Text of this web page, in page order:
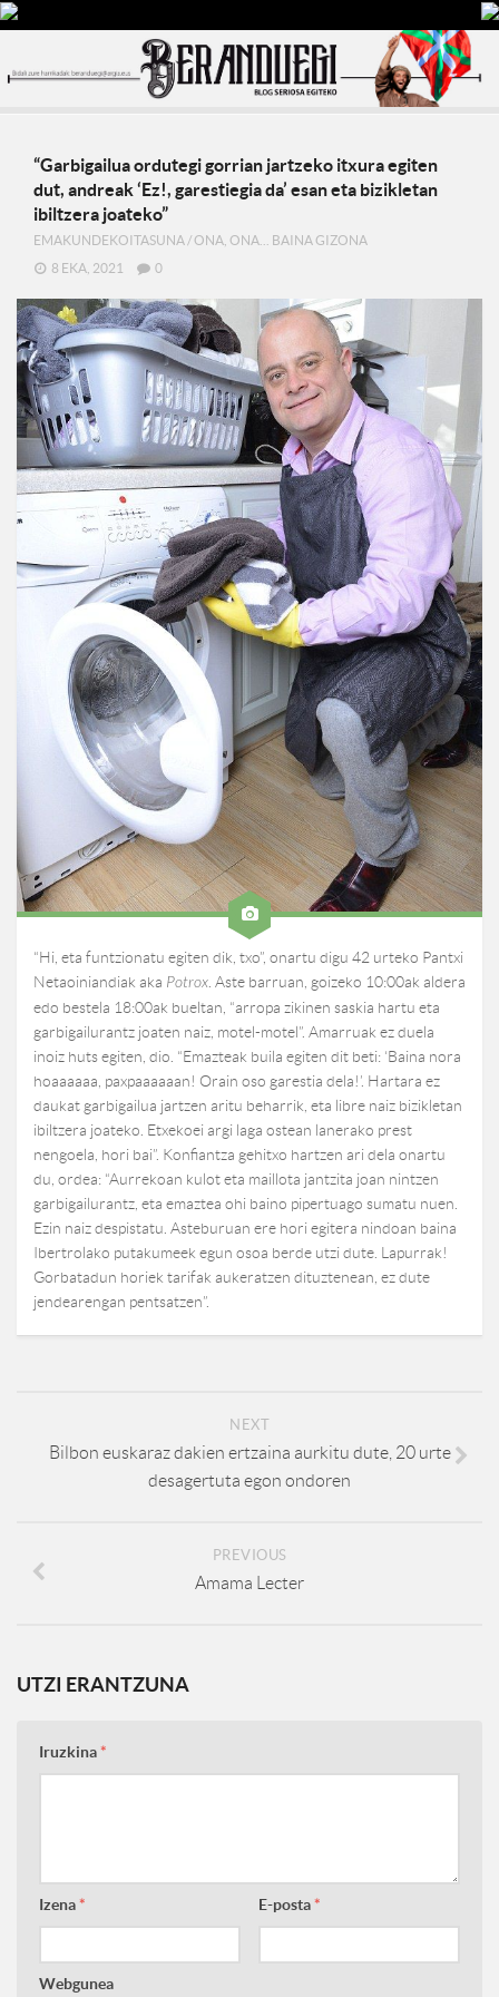
“Garbigailua ordutegi gorrian jartzeko itxura egiten
dut, andreak ‘Ez!, garestiegia da’ esan eta bizikletan
ibiltzera joateko”
EMAKUNDEKOITASUNA /ONA, ONA... BAINA GIZONA
8 EKA, 2021
0
“Hi, eta funtzionatu egiten dik, txo”, onartu digu 42 urteko Pantxi
Netaoiniandiak aka Potrox . Aste barruan, goizeko 10:00ak aldera
edo bestela 18:00ak bueltan, “arropa zikinen saskia hartu eta
garbigailurantz joaten naiz, motel-motel”. Amarruak ez duela
inoiz huts egiten, dio. “Emazteak buila egiten dit beti: ‘Baina nora
hoaaaaaa, paxpaaaaaan! Orain oso garestia dela!’. Hartara ez
daukat garbigailua jartzen aritu beharrik, eta libre naiz bizikletan
ibiltzera joateko. Etxekoei argi laga ostean lanerako prest
nengoela, hori bai”. Konfiantza gehitxo hartzen ari dela onartu
du, ordea: “Aurrekoan kulot eta maillota jantzita joan nintzen
garbigailurantz, eta emaztea ohi baino pipertuago sumatu nuen.
Ezin naiz despistatu. Asteburuan ere hori egitera nindoan baina
Ibertrolako putakumeek egun osoa berde utzi dute. Lapurrak!
Gorbatadun horiek tarifak aukeratzen dituztenean, ez dute
jendearengan pentsatzen”.
NEXT
Bilbon euskaraz dakien ertzaina aurkitu dute, 20 urte
desagertuta egon ondoren
PREVIOUS
Amama Lecter
UTZI ERANTZUNA
Iruzkina*
Izena* E-posta*
Webgunea